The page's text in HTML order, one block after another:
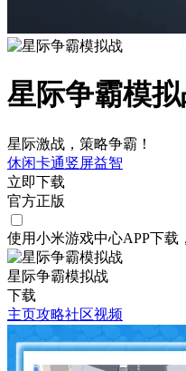
星际争霸模
星际激战，策略争霸！
休闲卡通竖屏益智
立即下载
官方正版
使用小米游戏中心APP下载
星际争霸模拟战
下载
主页攻略社区视频